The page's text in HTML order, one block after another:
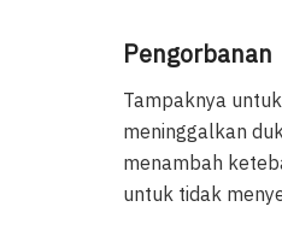
Pengorbanan
Tampaknya
meninggalkan
menambah
untuk tidak